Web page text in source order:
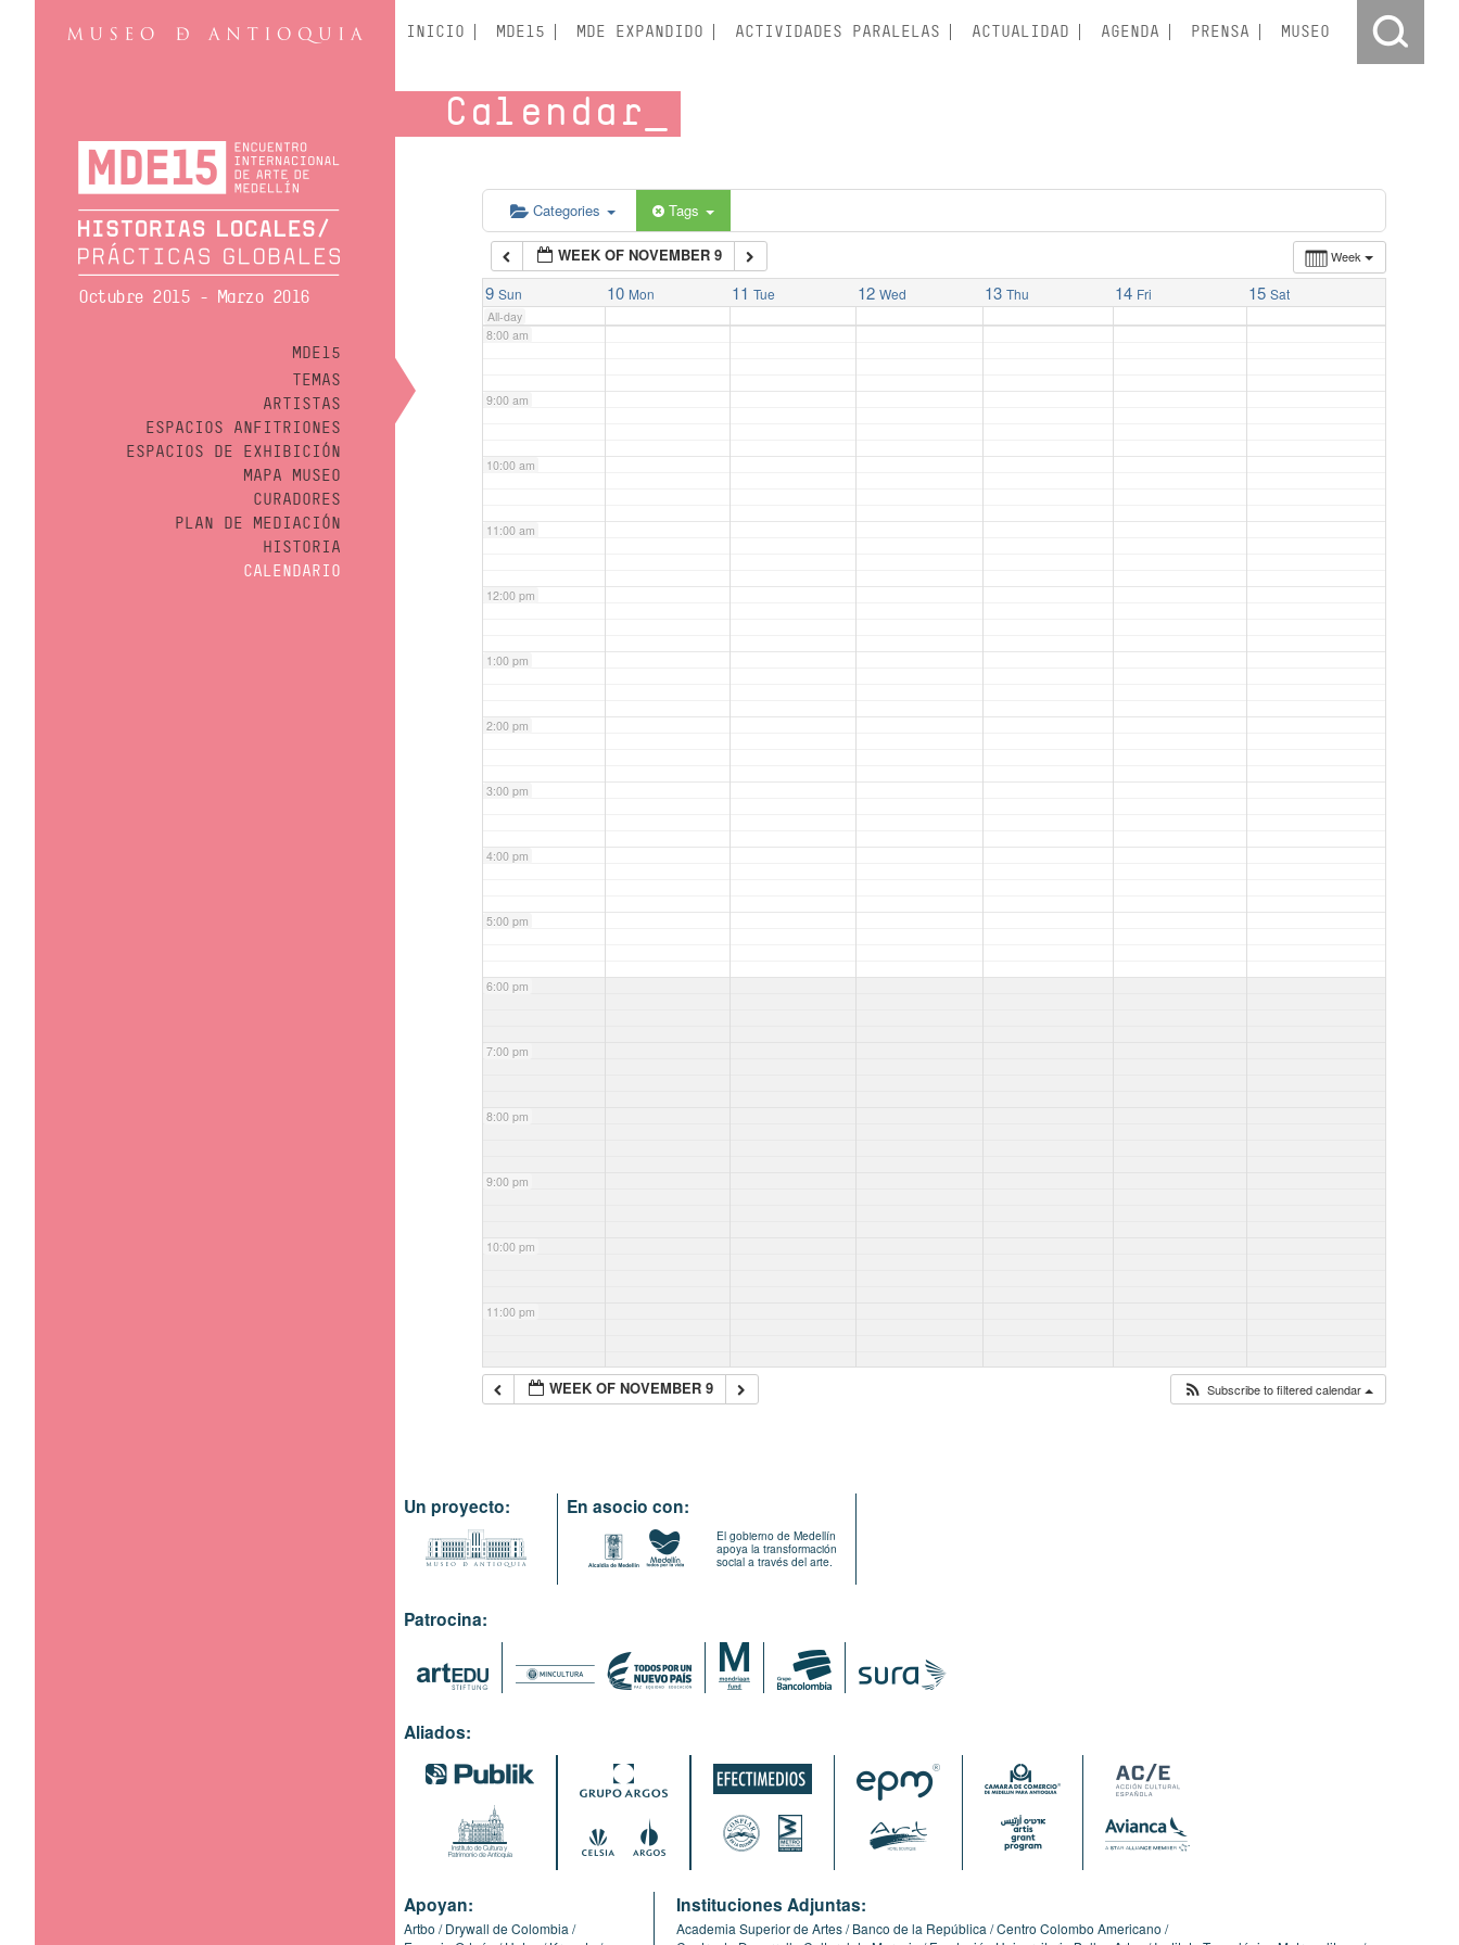
Octubre 2015 - Marzo 2016
MDE15
TEMAS
ARTISTAS
ESPACIOS ANFITRIONES
ESPACIOS DE EXHIBICIÓN
MAPA MUSEO
CURADORES
PLAN DE MEDIACIÓN
HISTORIA
CALENDARIO
INICIO MDE15 MDE EXPANDIDO ACTIVIDADES PARALELAS ACTUALIDAD AGENDA PRENSA MUSEO
Calendar
Categories Tags
Week
WEEK OF NOVEMBER 9
9 Sun 10 Mon 11 Tue 12 Wed 13 Thu 14 Fri 15 Sat
All-day
5:00 am
6:00 am
7:00 am
8:00 am
9:00 am
10:00 am
11:00 am
12:00 pm
1:00 pm
2:00 pm
3:00 pm
4:00 pm
5:00 pm
6:00 pm
7:00 pm
8:00 pm
9:00 pm
10:00 pm
11:00 pm
WEEK OF NOVEMBER 9 Subscribe to filtered calendar
Un proyecto: En asocio con:
El gobierno de Medellín
apoya la transformación
social a través del arte.
Patrocina:
Aliados:
Apoyan:
Artbo
Drywall de Colombia
Instituciones Adjuntas:
Academia Superior de Artes Banco de la República Centro Colombo Americano